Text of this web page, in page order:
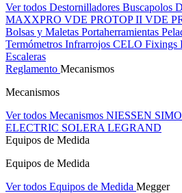
Ver todos Destornilladores Buscapolos
MAXXPRO VDE PROTOP II VDE
Bolsas y Maletas Portaherramientas
Termómetros Infrarrojos CELO Fixings
Escaleras
Reglamento Mecanismos
Mecanismos
Ver todos Mecanismos NIESSEN
ELECTRIC SOLERA LEGRAND
Equipos de Medida
Equipos de Medida
Ver todos Equipos de Medida Megger